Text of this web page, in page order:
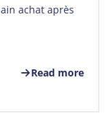
achat après
Read more